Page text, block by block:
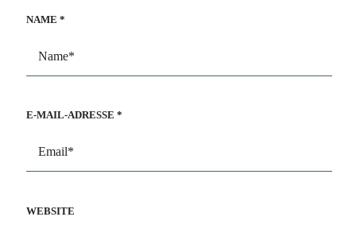
NAME *
E-MAIL-ADRESSE *
WEBSITE